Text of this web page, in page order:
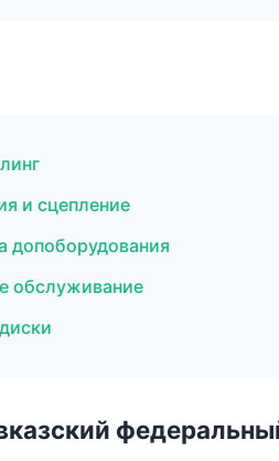
и сцепление
допоборудования
обслуживание